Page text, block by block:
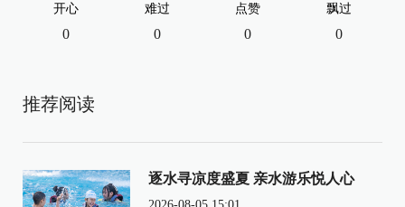
开心
0
难过
0
点赞
0
飘过
0
推荐阅读
逐水寻凉度盛夏 亲水游乐悦人心